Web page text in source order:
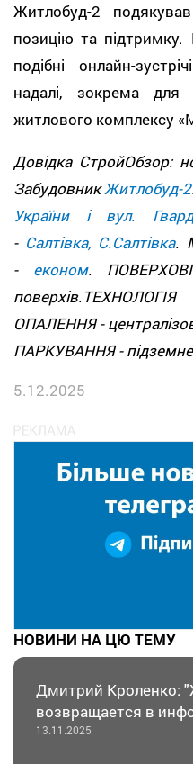
Житлобуд-2
позицію та
подібні онлайн-
надалі, зокрема для
житлового комплексу
Довідка СтройОбзор:
ЗабудовникЖитлобуд-2
України і вул.
- Салтівка, С.Салтівка.
- економ.
ОПАЛЕННЯ -
ПАРКУВАННЯ -
5.12.2025
НОВИНИ НА ЦЮ ТЕМУ
Дмитрий Кроленко:
возвращается в
13.11.2025